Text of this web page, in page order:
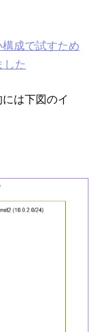
成で試すため
た
は下図のイ